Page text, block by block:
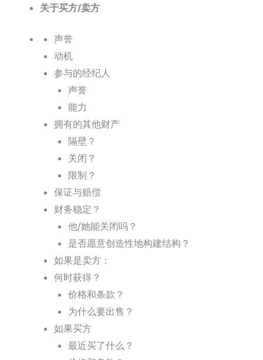
关于买方/卖方
声誉
动机
参与的经纪人
声誉
能力
拥有的其他财产
隔壁？
关闭？
限制？
保证与赔偿
财务稳定？
他/她能关闭吗？
是否愿意创造性地构建结构？
如果是卖方：
何时获得？
价格和条款？
为什么要出售？
如果买方
最近买了什么？